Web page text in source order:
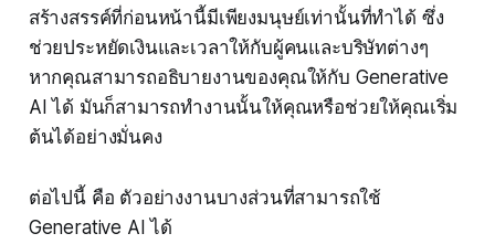
สร้างสรรค์ที่ก่อนหน้านี้มีเพียงมนุษย์เท่านั้นที่ทำได้ ซึ่ง
ช่วยประหยัดเงินและเวลาให้กับผู้คนและบริษัทต่างๆ
หากคุณสามารถอธิบายงานของคุณให้กับ Generative
AI ได้ มันก็สามารถทำงานนั้นให้คุณหรือช่วยให้คุณเริ่ม
ต้นได้อย่างมั่นคง
ต่อไปนี้ คือ ตัวอย่างงานบางส่วนที่สามารถใช้
Generative AI ได้